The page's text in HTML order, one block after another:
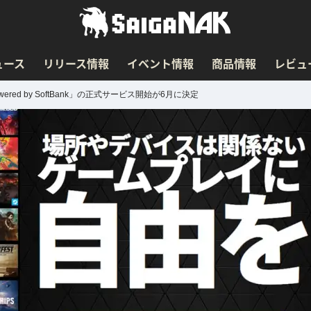
ス リリース情報 イベント情報 商品情報 レビュ
by SoftBank」の正式サービス開始が6月に決定